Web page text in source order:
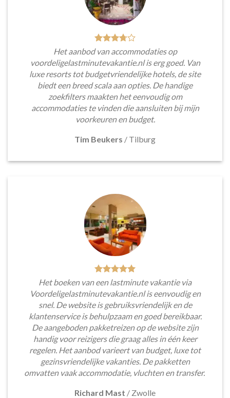
Het aanbod van accommodaties op
voordeligelastminutevakantie.nl is erg goed. Van
luxe resorts tot budgetvriendelijke hotels, de site
biedt een breed scala aan opties. De handige
zoekfilters maakten het eenvoudig om
accommodaties te vinden die aansluiten bij mijn
voorkeuren en budget.
Tim Beukers / Tilburg
Het boeken van een lastminute vakantie via
Voordeligelastminutevakantie.nl is eenvoudig en
snel. De website is gebruiksvriendelijk en de
klantenservice is behulpzaam en goed bereikbaar.
De aangeboden pakketreizen op de website zijn
handig voor reizigers die graag alles in één keer
regelen. Het aanbod varieert van budget, luxe tot
gezinsvriendelijke vakanties. De pakketten
omvatten vaak accommodatie, vluchten en transfer.
Richard Mast / Zwolle